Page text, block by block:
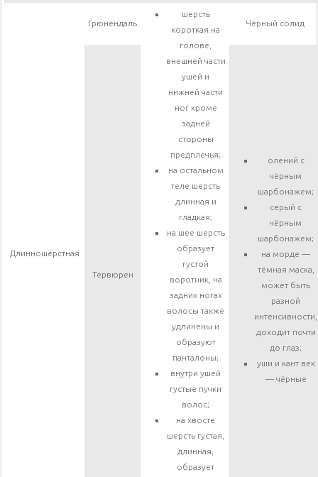
Длинношёрстная
Грюнендаль
шерсть
короткая на
голове,
внешней части
ушей и
нижней части
ног кроме
задней
стороны
предплечья;
на остальном
теле шерсть
длинная и
гладкая;
на шее шерсть
образует
густой
воротник, на
задних ногах
волосы также
удлинены и
образуют
панталоны;
внутри ушей
густые пучки
волос;
на хвосте
шерсть густая,
длинная,
образует
Чёрный солид
Тервюрен
олений с
чёрным
шарбонажем;
серый с
чёрным
шарбонажем;
на морде —
тёмная маска,
может быть
разной
интенсивности,
доходит почти
до глаз;
уши и кант век
— чёрные